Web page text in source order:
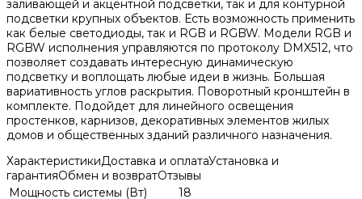
заливающей и акцентной подсветки, так и для контурной
подсветки крупных объектов. Есть возможность применить
как белые светодиоды, так и RGB и RGBW. Модели RGB и
RGBW исполнения управляются по протоколу DMX512, что
позволяет создавать интересную динамическую
подсветку и воплощать любые идеи в жизнь. Большая
вариативность углов раскрытия. Поворотный кронштейн в
комплекте. Подойдет для линейного освещения
простенков, карнизов, декоративных элементов жилых
домов и общественных зданий различного назначения.
ХарактеристикиДоставка и оплатаУстановка и
гарантияОбмен и возвратОтзывы
Мощность системы (Вт)
18